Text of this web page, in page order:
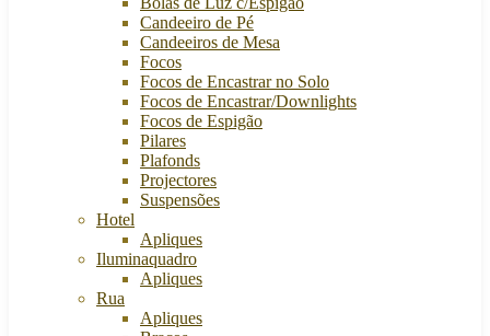
Candeeiro de Pé
Candeeiros de Mesa
Focos
Focos de Encastrar no Solo
Focos de Encastrar/Downlights
Focos de Espigão
Pilares
Plafonds
Projectores
Suspensões
Hotel
Apliques
Iluminaquadro
Apliques
Rua
Apliques